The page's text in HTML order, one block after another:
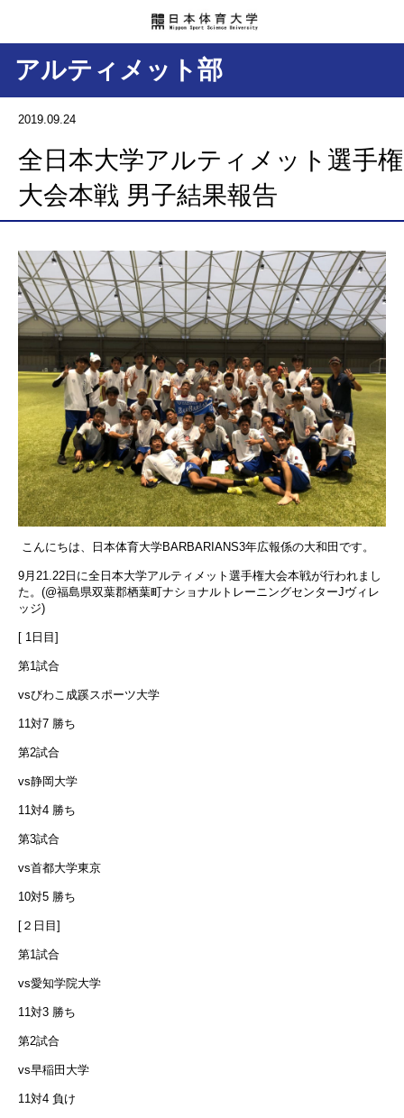
アルティメット部
2019.09.24
全日本大学アルティメット選手権
大会本戦 男子結果報告
こんにちは、日本体育大学BARBARIANS3年広報係の大和田です。
9月21.22 日に全日本大学アルティメット選手権大会本戦が行われまし
た。(@福島県双葉郡栖葉町ナショナルトレーニングセンターJヴィレ
ッジ)
[ 1日目]
第1試合
vsびわこ成蹊スポーツ大学
11対7 勝ち
第2試合
vs静岡大学
11対4 勝ち
第3試合
vs首都大学東京
10対5 勝ち
[２日目]
第1試合
vs愛知学院大学
11対3 勝ち
第2試合
vs早稲田大学
11対4 負け